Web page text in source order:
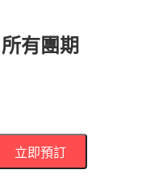
所有團期
立即預訂